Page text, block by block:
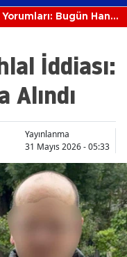
Bugün Hangi
İddiası:
Alındı
Yayınlanma
31 Mayıs 2026 - 05:33